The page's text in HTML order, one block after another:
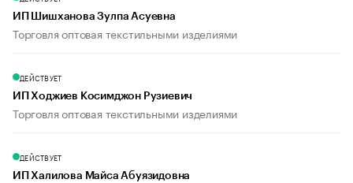
ИП Шишханова Зулпа Асуевна
Торговля оптовая текстильными изделиями
ДЕЙСТВУЕТ
ИП Ходжиев Косимджон Рузиевич
Торговля оптовая текстильными изделиями
ДЕЙСТВУЕТ
ИП Халилова Майса Абуязидовна